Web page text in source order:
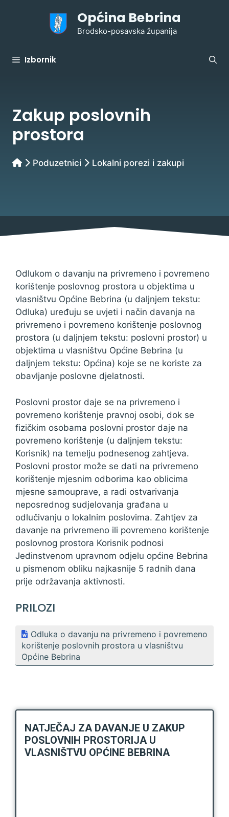
Općina Bebrina
Brodsko-posavska županija
Izbornik
Zakup poslovnih
prostora
Poduzetnici Lokalni porezi i zakupi
Odlukom o davanju na privremeno i povremeno
korištenje poslovnog prostora u objektima u
vlasništvu Općine Bebrina (u daljnjem tekstu:
Odluka) uređuju se uvjeti i način davanja na
privremeno i povremeno korištenje poslovnog
prostora (u daljnjem tekstu: poslovni prostor) u
objektima u vlasništvu Općine Bebrina (u
daljnjem tekstu: Općina) koje se ne koriste za
obavljanje poslovne djelatnosti.
Poslovni prostor daje se na privremeno i
povremeno korištenje pravnoj osobi, dok se
fizičkim osobama poslovni prostor daje na
povremeno korištenje (u daljnjem tekstu:
Korisnik) na temelju podnesenog zahtjeva.
Poslovni prostor može se dati na privremeno
korištenje mjesnim odborima kao oblicima
mjesne samouprave, a radi ostvarivanja
neposrednog sudjelovanja građana u
odlučivanju o lokalnim poslovima. Zahtjev za
davanje na privremeno ili povremeno korištenje
poslovnog prostora Korisnik podnosi
Jedinstvenom upravnom odjelu općine Bebrina
u pismenom obliku najkasnije 5 radnih dana
prije održavanja aktivnosti.
PRILOZI
Odluka o davanju na privremeno i povremeno
korištenje poslovnih prostora u vlasništvu
Općine Bebrina
NATJEČAJ ZA DAVANJE U ZAKUP
POSLOVNIH PROSTORIJA U
VLASNIŠTVU OPĆINE BEBRINA